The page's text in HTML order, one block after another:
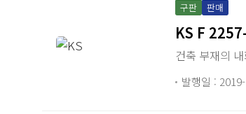
구판 판매
KS F
건축 부재의
발행일 :